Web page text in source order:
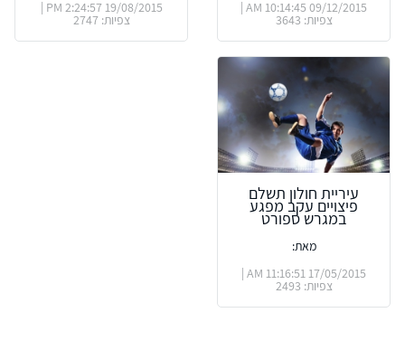
צפיות: 3643 צפיות: 2747
עיריית חולון תשלם
פיצויים עקב מפגע
במגרש ספורט
מאת:
צפיות: 2493